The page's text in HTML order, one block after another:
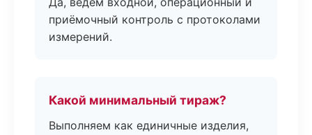
приёмочный контроль с протоколами
измерений.
Какой минимальный тираж?
Выполняем как единичные изделия,